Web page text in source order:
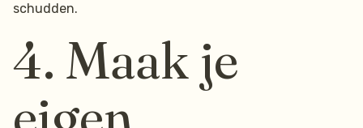
schudden.
4. Maak je